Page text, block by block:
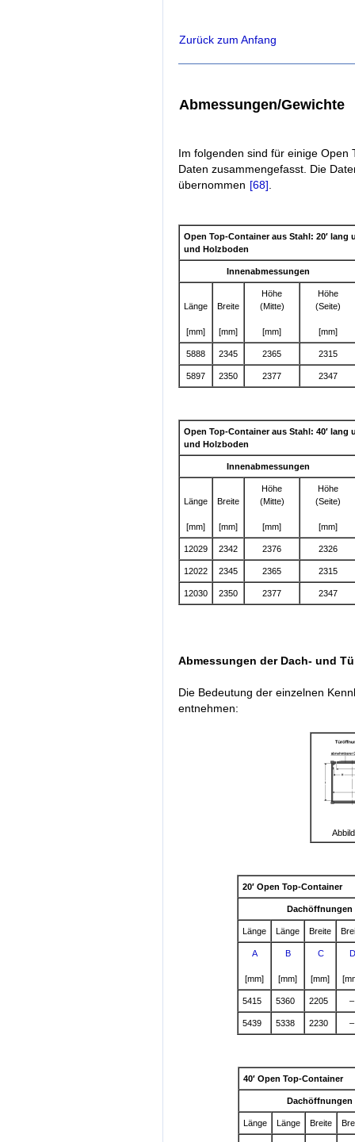
Zurück zum Anfang
Abmessungen/Gewichte
Im folgenden sind für einige Open
Daten zusammengefasst. Die
übernommen [68].
Open Top-Container aus Stahl: 20′ lang
und Holzboden
Innenabmessungen
Länge
[mm]
Breite
[mm]
Höhe
(Mitte)
[mm]
Höhe
(Seite)
[mm]
5888 2345 2365 2315
5897 2350 2377 2347
Open Top-Container aus Stahl: 40′ lang
und Holzboden
Innenabmessungen
Länge
[mm]
Breite
[mm]
Höhe
(Mitte)
[mm]
Höhe
(Seite)
[mm]
12029 2342 2376 2326
12022 2345 2365 2315
12030 2350 2377 2347
Abmessungen der Dach- und
Die Bedeutung der einzelnen
entnehmen:
20′ Open Top-Container
Dachöffnungen
Länge Länge Breite
A
[mm]
B
[mm]
C
[mm]
D
5415 5360 2205 –
5439 5338 2230 –
40′ Open Top-Container
Dachöffnungen
Länge Länge Breite